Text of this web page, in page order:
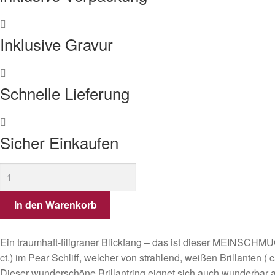
Inklusive Gravur
Schnelle Lieferung
Sicher Einkaufen
Verlobungsring
aus
mit
einen
In den Warenkorb
Ein traumhaft-filigraner Blickfang – das ist dieser
ct.) im Pear Schliff, welcher von strahlend, weißen Brillanten